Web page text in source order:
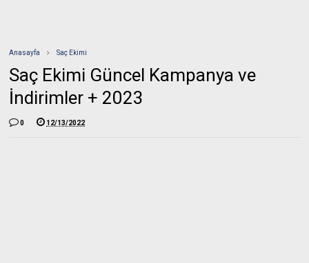
Anasayfa Saç Ekimi
Saç Ekimi Güncel Kampanya ve
İndirimler + 2023
0 12/13/2022